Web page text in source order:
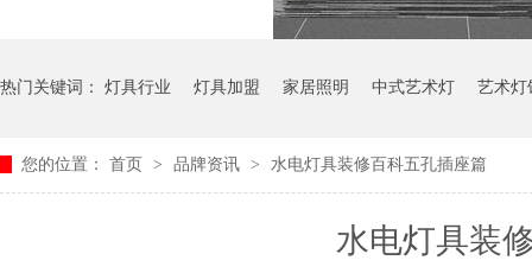
热门关键词： 灯具行业 灯具加盟 家居照明 中式艺术灯 艺术灯
您的位置： 首页 > 品牌资讯 > 水电灯具装修百科五孔插座篇
水电灯具装